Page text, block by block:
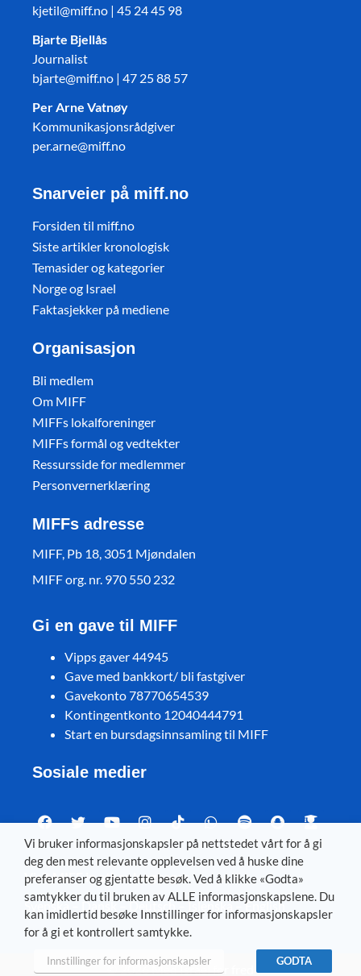
kjetil@miff.no | 45 24 45 98
Bjarte Bjellås
Journalist
bjarte@miff.no | 47 25 88 57
Per Arne Vatnøy
Kommunikasjonsrådgiver
per.arne@miff.no
Snarveier på miff.no
Forsiden til miff.no
Siste artikler kronologisk
Temasider og kategorier
Norge og Israel
Faktasjekker på mediene
Organisasjon
Bli medlem
Om MIFF
MIFFs lokalforeninger
MIFFs formål og vedtekter
Ressursside for medlemmer
Personvernerklæring
MIFFs adresse
MIFF, Pb 18, 3051 Mjøndalen
MIFF org. nr. 970 550 232
Gi en gave til MIFF
Vipps gaver 44945
Gave med bankkort/ bli fastgiver
Gavekonto 78770654539
Kontingentkonto 12040444791
Start en bursdagsinnsamling til MIFF
Sosiale medier
Visit MIFF in other languages
Svenska– Dansk–Deutsch–Íslenska–English
© 2026 Med Israel for fred
Vi bruker informasjonskapsler på nettstedet vårt for å gi
deg den mest relevante opplevelsen ved å huske dine
preferanser og gjentatte besøk. Ved å klikke «Godta»
samtykker du til bruken av ALLE informasjonskapslene. Du
kan imidlertid besøke Innstillinger for informasjonskapsler
for å gi et kontrollert samtykke.
Innstillinger for informasjonskapsler GODTA